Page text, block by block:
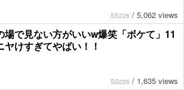
SS226 / 5,062 views
場で見ない方がいいw爆笑「ボケて」11
ヤけすぎてやばい！！
SS226 / 1,635 views